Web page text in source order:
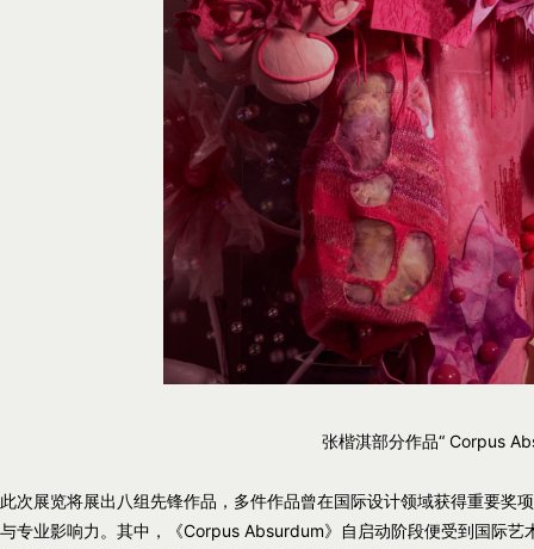
张楷淇部分作品“ Corpus
此次展览将展出八组先锋作品，多件作品曾在国际设计领域获得重要奖
与专业影响力。其中，《Corpus Absurdum》自启动阶段便受到国际